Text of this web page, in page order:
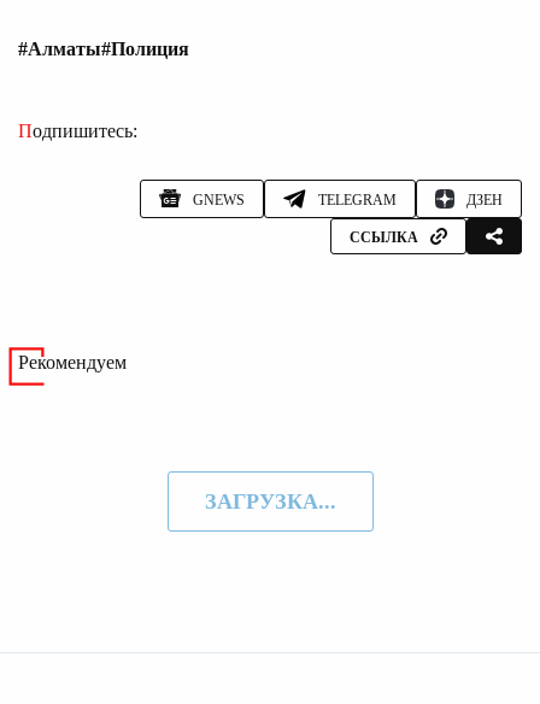
#Алматы#Полиция
Подпишитесь:
GNEWS TELEGRAM ДЗЕН
ССЫЛКА
Рекомендуем
ЗАГРУЗКА...